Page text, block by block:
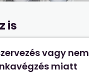
is
vagy nem
miatt